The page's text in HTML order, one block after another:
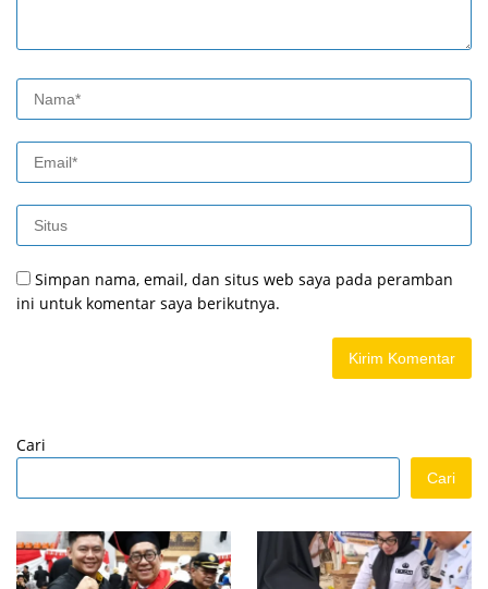
Simpan nama, email, dan situs web saya pada peramban
ini untuk komentar saya berikutnya.
Cari
Cari